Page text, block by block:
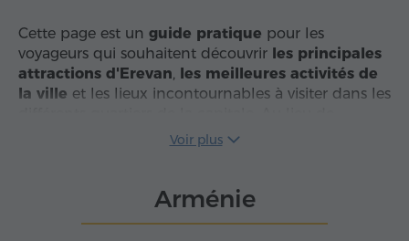
Cette page est un guide pratique pour les
voyageurs qui souhaitent découvrir les principales
attractions d'Erevan les meilleures activités de
la ville et les lieux incontournables à visiter dans les
simples suggestions générales, elle propose un
musées, des parcs, des monuments
Voir plus
Arménie